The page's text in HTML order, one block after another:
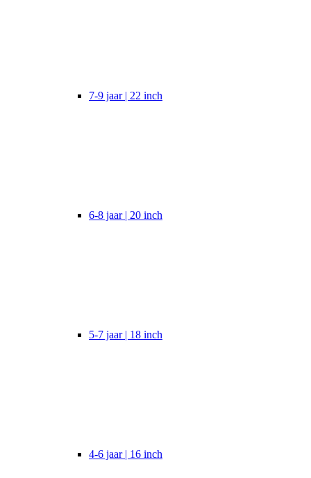
7-9 jaar | 22 inch
6-8 jaar | 20 inch
5-7 jaar | 18 inch
4-6 jaar | 16 inch